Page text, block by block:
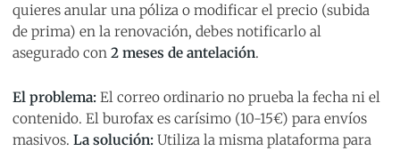
quieres anular una póliza o modificar el precio (subida
de prima) en la renovación, debes notificarlo al
asegurado con 2 meses de antelación.
El problema: El correo ordinario no prueba la fecha ni el
contenido. El burofax es carísimo (10-15€) para envíos
masivos. La solución: Utiliza la misma plataforma para